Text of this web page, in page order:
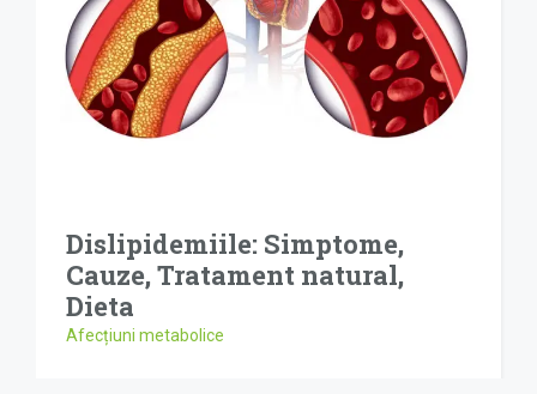
Dislipidemiile: Simptome,
Cauze, Tratament natural,
Dieta
Afecțiuni metabolice